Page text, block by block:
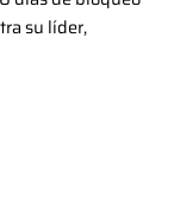
su líder,